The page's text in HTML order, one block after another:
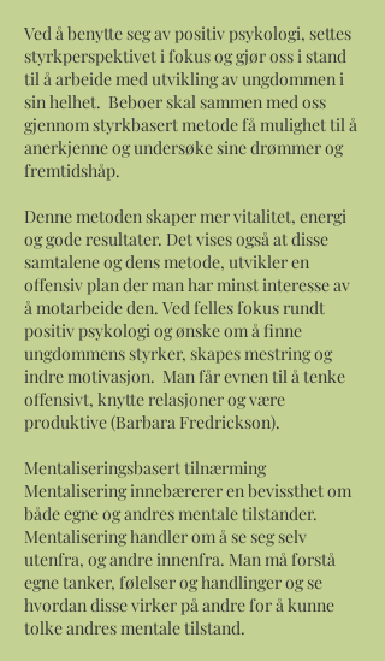
Ved å benytte seg av positiv psykologi, settes
styrkperspektivet i fokus og gjør oss i stand
til å arbeide med utvikling av ungdommen i
sin helhet. Beboer skal sammen med oss
gjennom styrkbasert metode få mulighet til å
anerkjenne og undersøke sine drømmer og
fremtidshåp.
Denne metoden skaper mer vitalitet, energi
og gode resultater. Det vises også at disse
samtalene og dens metode, utvikler en
offensiv plan der man har minst interesse av
å motarbeide den. Ved felles fokus rundt
positiv psykologi og ønske om å finne
ungdommens styrker, skapes mestring og
indre motivasjon. Man får evnen til å tenke
offensivt, knytte relasjoner og være
produktive (Barbara Fredrickson).
Mentaliseringsbasert tilnærming
Mentalisering innebærerer en bevissthet om
både egne og andres mentale tilstander.
Mentalisering handler om å se seg selv
utenfra, og andre innenfra. Man må forstå
egne tanker, følelser og handlinger og se
hvordan disse virker på andre for å kunne
tolke andres mentale tilstand.